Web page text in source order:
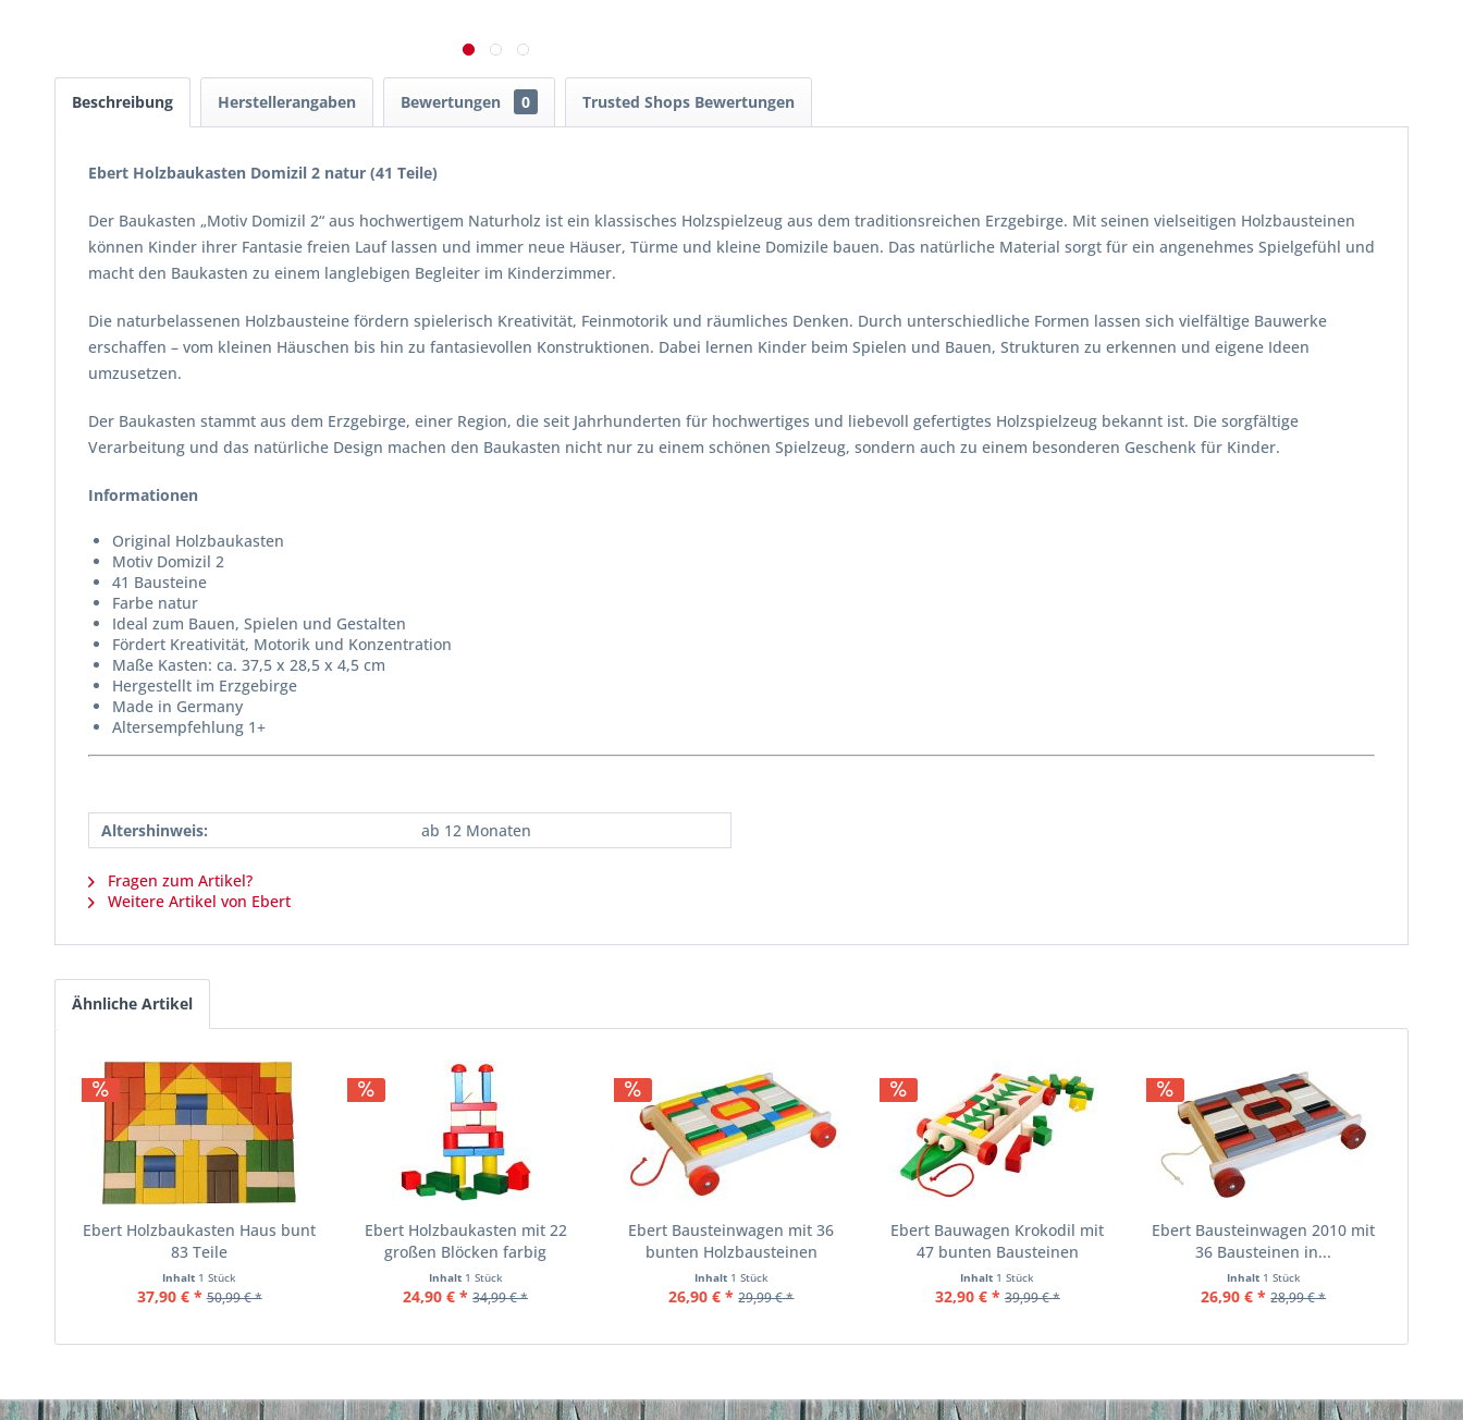
Beschreibung Herstellerangaben Bewertungen 0 Trusted Shops Bewertungen
Ebert Holzbaukasten Domizil 2 natur (41 Teile)
Der Baukasten „Motiv Domizil 2“ aus hochwertigem Naturholz ist ein klassisches Holzspielzeug aus dem traditionsreichen Erzgebirge. Mit seinen vielseitigen Holzbausteinen
können Kinder ihrer Fantasie freien Lauf lassen und immer neue Häuser, Türme und kleine Domizile bauen. Das natürliche Material sorgt für ein angenehmes Spielgefühl und
macht den Baukasten zu einem langlebigen Begleiter im Kinderzimmer.
Die naturbelassenen Holzbausteine fördern spielerisch Kreativität, Feinmotorik und räumliches Denken. Durch unterschiedliche Formen lassen sich vielfältige Bauwerke
erschaffen – vom kleinen Häuschen bis hin zu fantasievollen Konstruktionen. Dabei lernen Kinder beim Spielen und Bauen, Strukturen zu erkennen und eigene Ideen
umzusetzen.
Der Baukasten stammt aus dem Erzgebirge, einer Region, die seit Jahrhunderten für hochwertiges und liebevoll gefertigtes Holzspielzeug bekannt ist. Die sorgfältige
Verarbeitung und das natürliche Design machen den Baukasten nicht nur zu einem schönen Spielzeug, sondern auch zu einem besonderen Geschenk für Kinder.
Informationen
Original Holzbaukasten
Motiv Domizil 2
41 Bausteine
Farbe natur
Ideal zum Bauen, Spielen und Gestalten
Fördert Kreativität, Motorik und Konzentration
Maße Kasten: ca. 37,5 x 28,5 x 4,5 cm
Hergestellt im Erzgebirge
Made in Germany
Altersempfehlung 1+
Altershinweis: ab 12 Monaten
Fragen zum Artikel?
Weitere Artikel von Ebert
Ähnliche Artikel
Ebert Holzbaukasten Haus bunt
83 Teile
Inhalt 1 Stück
37,90 € * 50,99 € *
Ebert Holzbaukasten mit 22
großen Blöcken farbig
Inhalt 1 Stück
24,90 € * 34,99 € *
Ebert Bausteinwagen mit 36
bunten Holzbausteinen
Inhalt 1 Stück
26,90 € * 29,99 € *
Ebert Bauwagen Krokodil mit
47 bunten Bausteinen
Inhalt 1 Stück
32,90 € * 39,99 € *
Ebert Bausteinwagen 2010 mit
36 Bausteinen in...
Inhalt 1 Stück
26,90 € * 28,99 € *